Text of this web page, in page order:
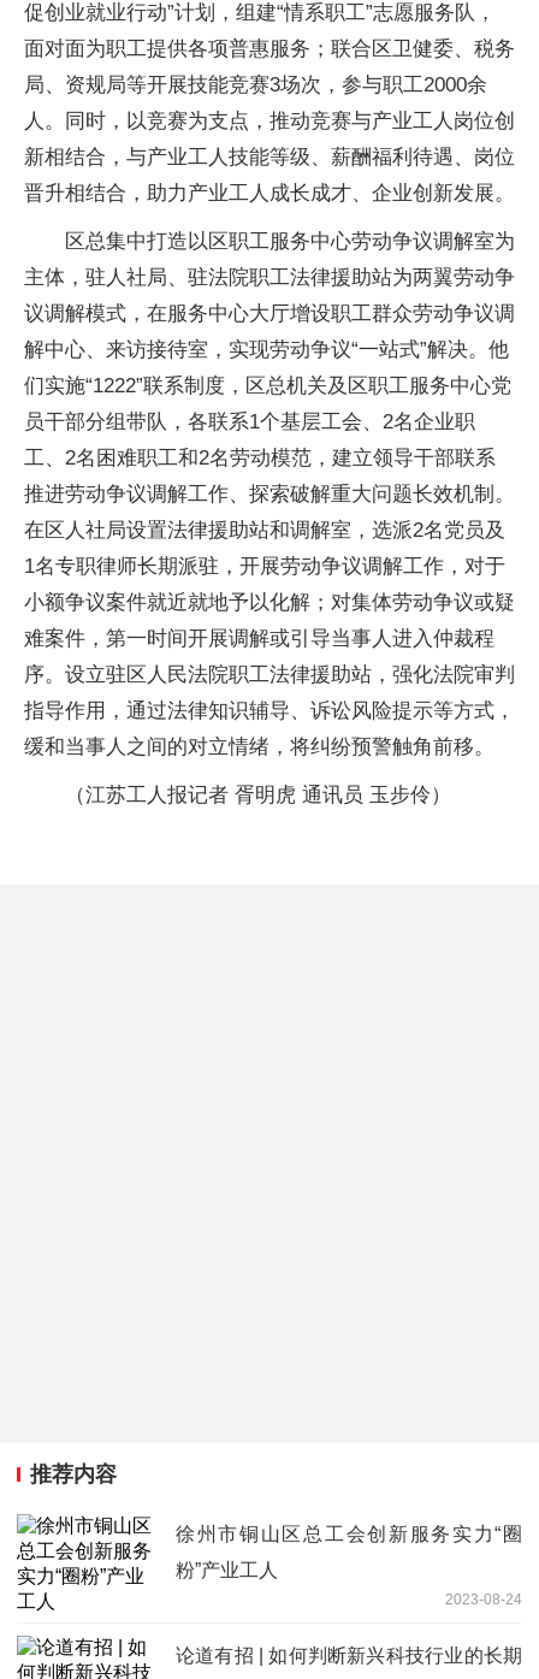
促创业就业行动”计划，组建“情系职工”志愿服务队，
面对面为职工提供各项普惠服务；联合区卫健委、税务
局、资规局等开展技能竞赛3场次，参与职工2000余
人。同时，以竞赛为支点，推动竞赛与产业工人岗位创
新相结合，与产业工人技能等级、薪酬福利待遇、岗位
晋升相结合，助力产业工人成长成才、企业创新发展。
区总集中打造以区职工服务中心劳动争议调解室为
主体，驻人社局、驻法院职工法律援助站为两翼劳动争
议调解模式，在服务中心大厅增设职工群众劳动争议调
解中心、来访接待室，实现劳动争议“一站式”解决。他
们实施“1222”联系制度，区总机关及区职工服务中心党
员干部分组带队，各联系1个基层工会、2名企业职
工、2名困难职工和2名劳动模范，建立领导干部联系
推进劳动争议调解工作、探索破解重大问题长效机制。
在区人社局设置法律援助站和调解室，选派2名党员及
1名专职律师长期派驻，开展劳动争议调解工作，对于
小额争议案件就近就地予以化解；对集体劳动争议或疑
难案件，第一时间开展调解或引导当事人进入仲裁程
序。设立驻区人民法院职工法律援助站，强化法院审判
指导作用，通过法律知识辅导、诉讼风险提示等方式，
缓和当事人之间的对立情绪，将纠纷预警触角前移。
（江苏工人报记者 胥明虎 通讯员 玉步伶）
推荐内容
徐州市铜山区总工会创新服务实力“圈
粉”产业工人
2023-08-24
论道有招 | 如何判断新兴科技行业的长期